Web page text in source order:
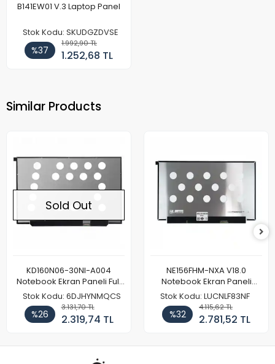
B141EW01 V.3 Laptop Panel
Stok Kodu: SKUDGZDVSE
%37
1.992,90 TL
1.252,68 TL
Similar Products
Sold Out
KD160N06-30NI-A004
Notebook Ekran Paneli Full
HD
Stok Kodu: 6DJHYNMQCS
%26
3.131,70 TL
2.319,74 TL
NE156FHM-NXA V18.0
Notebook Ekran Paneli
144Hz
Stok Kodu: LUCNLF83NF
%32
4.115,62 TL
2.781,52 TL